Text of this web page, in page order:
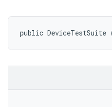
public DeviceTestSuite